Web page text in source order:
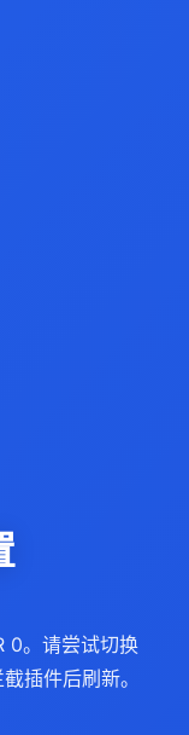
0。请尝试切换
插件后刷新。